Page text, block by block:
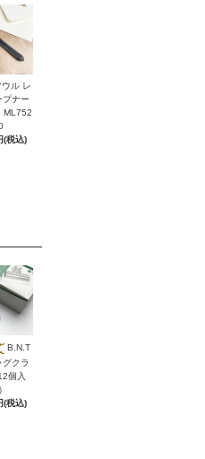
ル レ
プナー
ML752
(税込)
B.N.T
グクラ
個入
(税込)